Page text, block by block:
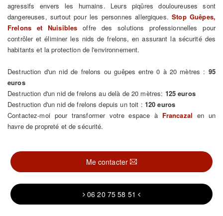
agressifs envers les humains. Leurs piqûres douloureuses sont
dangereuses, surtout pour les personnes allergiques.Stop Guêpes,
Frelons et Nuisibles offre des solutions professionnelles pour
contrôler et éliminer les nids de frelons, en assurant la sécurité des
habitants et la protection de l'environnement.
Destruction d'un nid de frelons ou guêpes entre 0 à 20 mètres : 95
euros
Destruction d'un nid de frelons au delà de 20 mètres: 125 euros
Destruction d'un nid de frelons depuis un toit : 120 euros
Contactez-moi pour transformer votre espace à Francazal en un
havre de propreté et de sécurité.
Me contacter
06 20 75 58 51